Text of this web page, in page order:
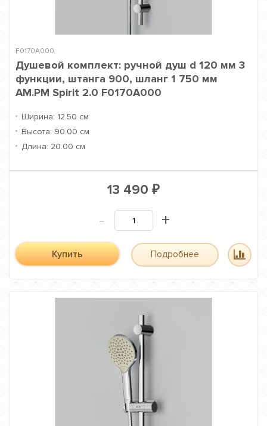
F0170A000
Душевой комплект: ручной душ d 120 мм 3
функции, штанга 900, шланг 1 750 мм
AM.PM Spirit 2.0 F0170A000
Ширина: 12.50 см
Высота: 90.00 см
Длина: 20.00 см
13 490 ₽
- +
Купить Подробнее